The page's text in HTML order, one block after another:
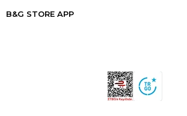
B&G STORE APP